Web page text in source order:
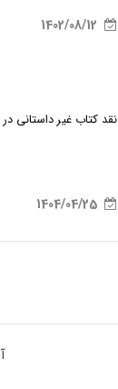
1402/08/12
نقد کتاب غیر داستانی
1404/04/25